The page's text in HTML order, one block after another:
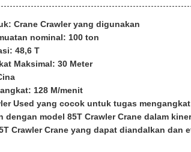
Crane Crawler yang digunakan
nominal: 100 ton
48,6 T
Maksimal: 30 Meter
128 M/menit
Used yang cocok untuk tugas
dengan model 85T Crawler Crane dalam
Crawler Crane yang dapat diandalkan dan